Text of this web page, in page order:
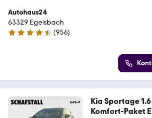
Autohaus24
63329 Egelsbach
4.3 Sterne
(956)
Kia Sportage
Komfort-Paket E